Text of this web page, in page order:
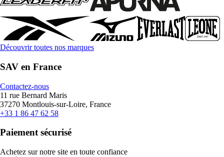
Découvrir toutes nos marques
SAV en France
Contactez-nous
11 rue Bernard Maris
37270 Montlouis-sur-Loire, France
+33 1 86 47 62 58
Paiement sécurisé
Achetez sur notre site en toute confiance